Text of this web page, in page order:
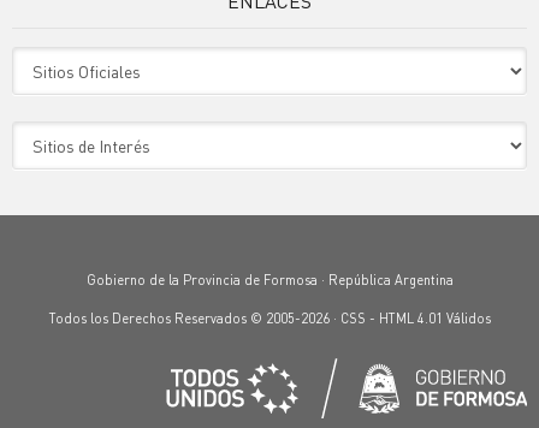
Gobierno de la Provincia de Formosa · República Argentina
Todos los Derechos Reservados © 2005-2026 · CSS - HTML 4.01 Válidos